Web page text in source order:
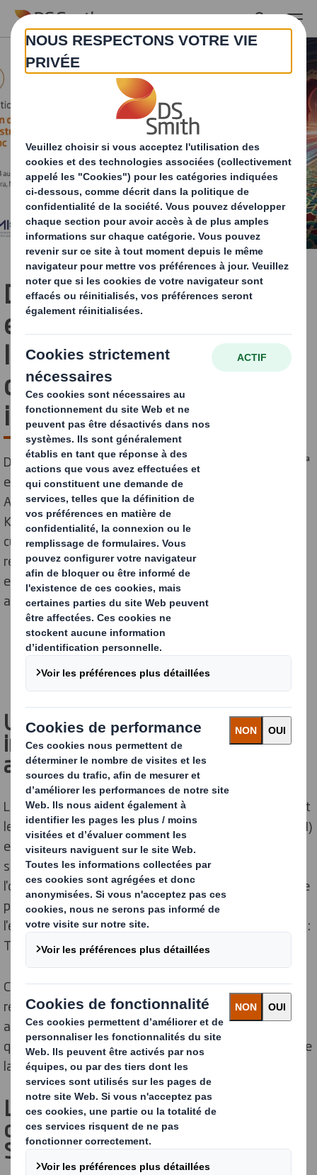
Skip to main content
DS Smith renforce son
engagement en faveur de
l'automobile lors du Salon
de la compétitivité
industrielle automobile
DS Smith participa del 24 al 26 de junio de 2026 en la 8ª
edición del Salón de la Competitividad Industrial
Automotriz (AIC Exhibition), organizado por AMICA en
Kenitra, Marruecos. En su stand, la compañía presenta
cuatro de sus soluciones de packaging industrial más
relevantes para el sector: Tecnikit, Tecnipack V3, los
embalajes para handling Bac-Up y sus sistemas de
acondicionamiento textil técnico.
Un lieu de rencontre
incontournable pour le secteur
automobile en Afrique
Le Salon de la compétitivité industrielle automobile est
le rendez-vous incontournable des constructeurs (OEM)
et des équipementiers (tiers) du secteur automobile
sur le continent africain. PourDS Smith,
l'occasion de renforcer son positionnement en tant que
partenaire industriel au Maroc, un marché où
l'entreprise dispose déjà de quatre sites de production :
Tanger, Casablanca, Agadir et Kénitra.
Cette présence locale lui permet d’offrir un service
réactif et de développer des solutions d’emballage
adaptées aux exigences spécifiques de chaque client,
qu’il s’agisse du transport de pièces volumineuses ou de
la protection de composants.
Les quatre solutions
d'emballage proposées par DS
Smith à Kénitra